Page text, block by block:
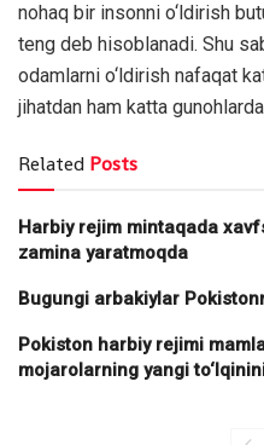
nohaq bir insonni o‘ldirish
teng deb hisoblanadi. Shu
odamlarni o‘ldirish nafaqat
jihatdan ham katta
Related Posts
Harbiy rejim mintaqada
zamina yaratmoqda
Bugungi arbakiylar
Pokiston harbiy rejimi
mojarolarning yangi